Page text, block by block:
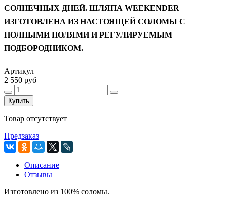
СОЛНЕЧНЫХ ДНЕЙ. ШЛЯПА WEEKENDER
ИЗГОТОВЛЕНА ИЗ НАСТОЯЩЕЙ СОЛОМЫ С
ПОЛНЫМИ ПОЛЯМИ И РЕГУЛИРУЕМЫМ
ПОДБОРОДНИКОМ.
Артикул
2 550 руб
Купить
Товар отсутствует
Предзаказ
Описание
Отзывы
Изготовлено из 100% соломы.